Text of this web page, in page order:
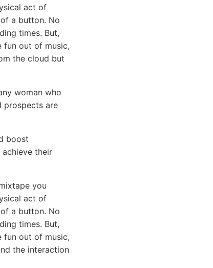
act of
a button. No
times. But,
fun out of music,
the cloud but
woman who
prospects are
boost
their
you
act of
a button. No
times. But,
fun out of music,
the interaction